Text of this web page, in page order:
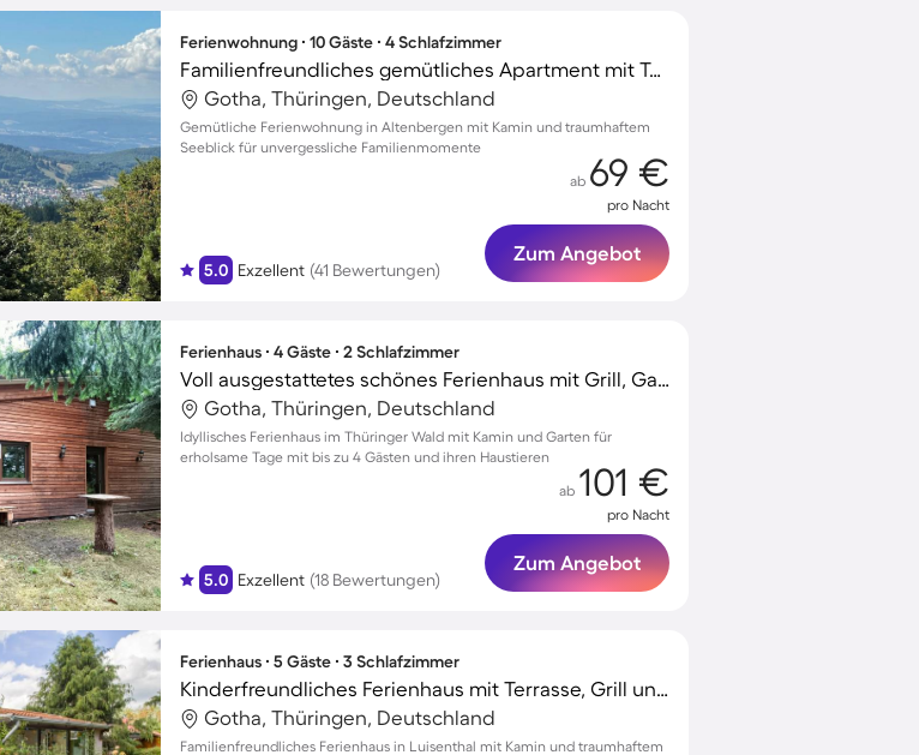
Ferienwohnung ∙ 10 Gäste ∙ 4 Schlafzimmer
Familienfreundliches gemütliches Apartment mit Terrasse, Grill und Garten | Seeblick
Gotha, Thüringen, Deutschland
Gemütliche Ferienwohnung in Altenbergen mit Kamin und traumhaftem
Seeblick für unvergessliche Familienmomente
5.0 Exzellent (41 Bewertungen)
ab 69 €
pro Nacht
Zum Angebot
Ferienhaus ∙ 4 Gäste ∙ 2 Schlafzimmer
Voll ausgestattetes schönes Ferienhaus mit Grill, Garten und Terrasse | Haustierfreundlich
Gotha, Thüringen, Deutschland
Idyllisches Ferienhaus im Thüringer Wald mit Kamin und Garten für
erholsame Tage mit bis zu 4 Gästen und ihren Haustieren
5.0 Exzellent (18 Bewertungen)
ab 101 €
pro Nacht
Zum Angebot
Ferienhaus ∙ 5 Gäste ∙ 3 Schlafzimmer
Kinderfreundliches Ferienhaus mit Terrasse, Grill und Garten | Naturblick | Haustierfreundlich
Gotha, Thüringen, Deutschland
Familienfreundliches Ferienhaus in Luisenthal mit Kamin und traumhaftem